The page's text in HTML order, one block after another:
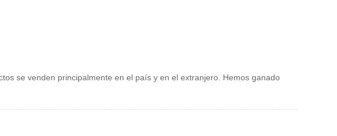
se venden principalmente en el país y en el extranjero. Hemos ganado